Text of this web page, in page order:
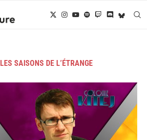
LES SAISONS DE L’ÉTRANGE